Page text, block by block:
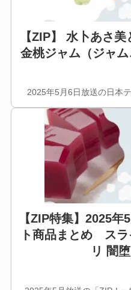
【ZIP】 水卜あさ
金桃ジャム（ジャ
2025年5月6日放送の日本
【ZIP特集】2025
ト商品まとめ ス
リ 闇